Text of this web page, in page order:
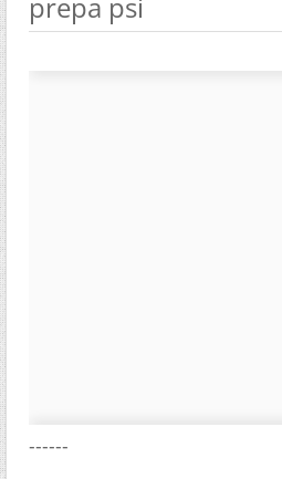
------